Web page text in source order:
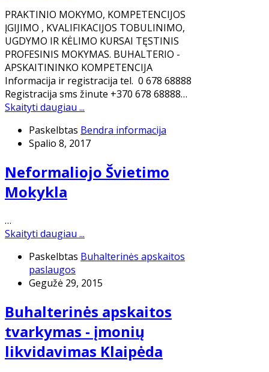
PRAKTINIO MOKYMO, KOMPETENCIJOS
ĮGIJIMO , KVALIFIKACIJOS TOBULINIMO,
UGDYMO IR KĖLIMO KURSAI TĘSTINIS
PROFESINIS MOKYMAS. BUHALTERIO -
APSKAITININKO KOMPETENCIJA
Informacija ir registracija tel. 0 678 68888
Registracija sms žinute +370 678 68888…
Skaityti daugiau ...
Paskelbtas Bendra informacija
Spalio 8, 2017
Neformaliojo Švietimo
Mokykla
…
Skaityti daugiau ...
Paskelbtas Buhalterinės apskaitos
paslaugos
Gegužė 29, 2015
Buhalterinės apskaitos
tvarkymas - įmonių
likvidavimas Klaipėda